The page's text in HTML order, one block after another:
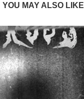
YOU MAY ALSO LIKE